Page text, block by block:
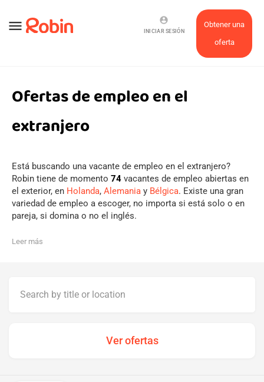
menu
Obtener una
oferta
account_circle
INICIAR SESIÓN
Ofertas de empleo en el
extranjero
Está buscando una vacante de empleo en el extranjero?
Robin tiene de momento 74 vacantes de empleo abiertas en
el exterior, en Holanda, Alemania y Bélgica. Existe una gran
variedad de empleo a escoger, no importa si está solo o en
pareja, si domina o no el inglés.
Leer más